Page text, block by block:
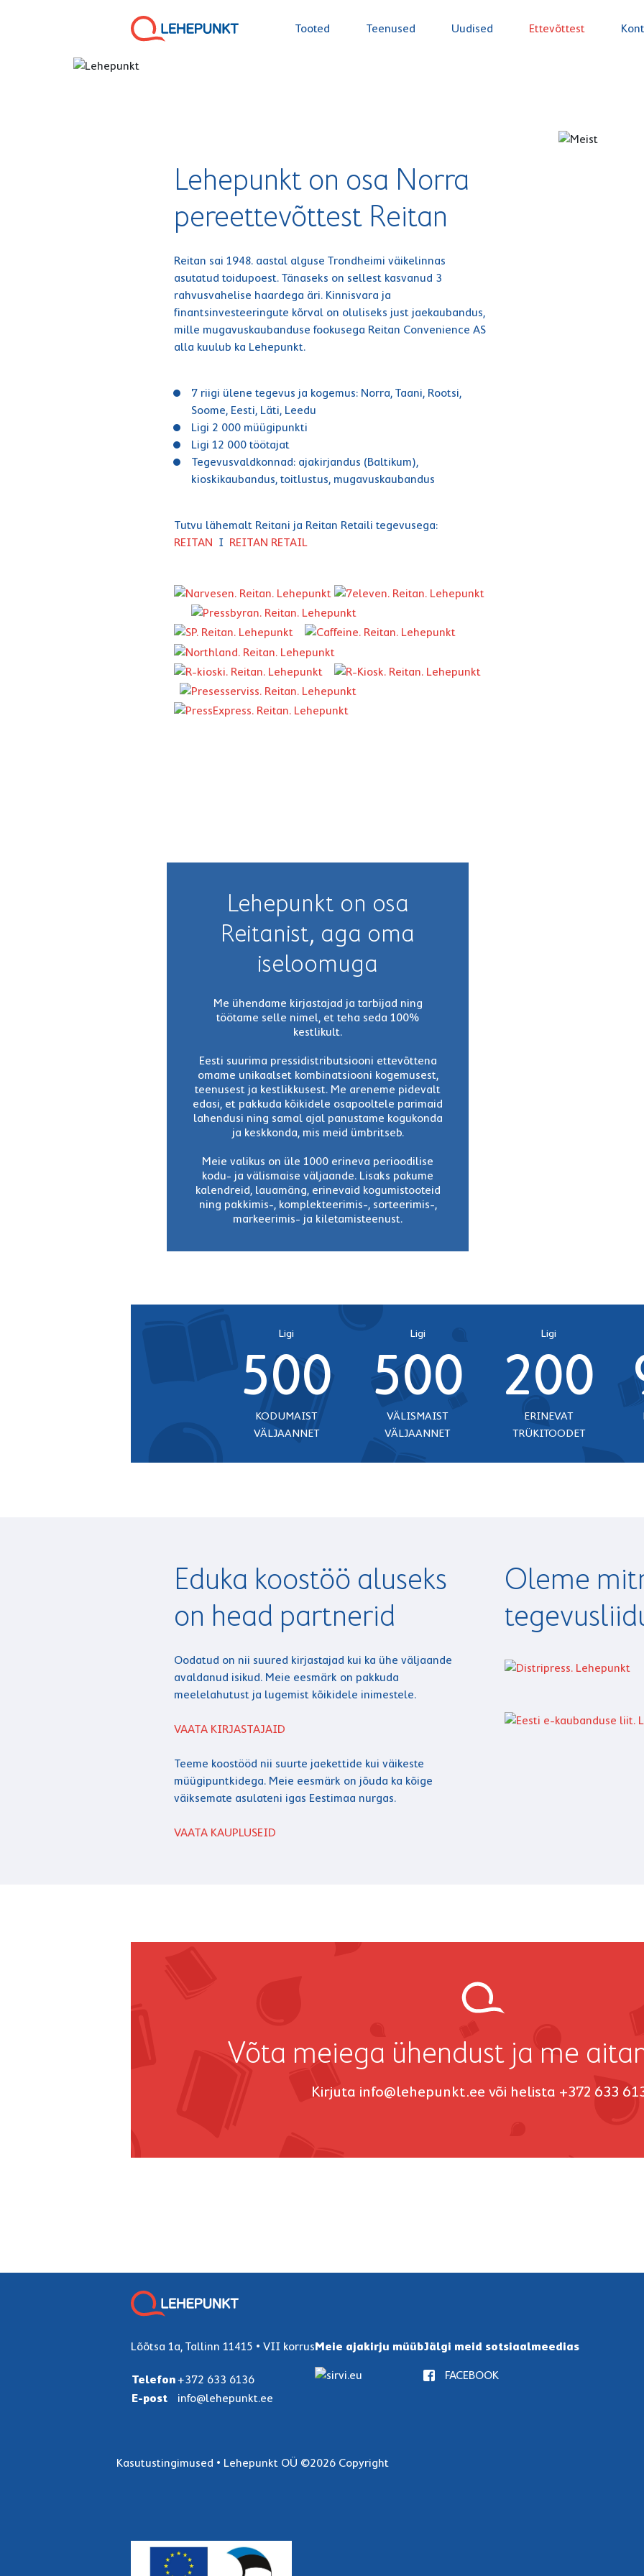
Tooted Teenused Uudised Ettevõttest
Me ühendame kirjastajad ja tarbijad
ning teeme seda kestlikult
Lehepunkt on osa Norra
pereettevõttest Reitan
Reitan sai 1948. aastal alguse Trondheimi väikelinnas
asutatud toidupoest. Tänaseks on sellest kasvanud 3
rahvusvahelise haardega äri. Kinnisvara ja
finantsinvesteeringute kõrval on oluliseks just jaekaubandus,
mille mugavuskaubanduse fookusega Reitan Convenience AS
alla kuulub ka Lehepunkt.
7 riigi ülene tegevus ja kogemus: Norra, Taani, Rootsi,
Soome, Eesti, Läti, Leedu
Ligi 2 000 müügipunkti
Ligi 12 000 töötajat
Tegevusvaldkonnad: ajakirjandus (Baltikum),
kioskikaubandus, toitlustus, mugavuskaubandus
Tutvu lähemalt Reitani ja Reitan Retaili tegevusega:
REITAN I REITAN RETAIL
Lehepunkt on osa
Reitanist, aga oma
iseloomuga
Me ühendame kirjastajad ja tarbijad ning
töötame selle nimel, et teha seda 100%
kestlikult.
Eesti suurima pressidistributsiooni ettevõttena
omame unikaalset kombinatsiooni kogemusest,
teenusest ja kestlikkusest. Me areneme pidevalt
edasi, et pakkuda kõikidele osapooltele parimaid
lahendusi ning samal ajal panustame kogukonda
ja keskkonda, mis meid ümbritseb.
Meie valikus on üle 1000 erineva perioodilise
kodu- ja välismaise väljaande. Lisaks pakume
kalendreid, lauamäng, erinevaid kogumistooteid
ning pakkimis-, komplekteerimis-, sorteerimis-,
markeerimis- ja kiletamisteenust.
Ligi
500
KODUMAIST
VÄLJAANNET
Ligi
500
VÄLISMAIST
VÄLJAANNET
Ligi
200
ERINEVAT
TRÜKITOODET
Eduka koostöö aluseks
on head partnerid
Oodatud on nii suured kirjastajad kui ka ühe väljaande
avaldanud isikud. Meie eesmärk on pakkuda
meelelahutust ja lugemist kõikidele inimestele.
VAATA KIRJASTAJAID
Teeme koostööd nii suurte jaekettide kui väikeste
müügipuntkidega. Meie eesmärk on jõuda ka kõige
väiksemate asulateni igas Eestimaa nurgas.
VAATA KAUPLUSEID
Oleme
Võta meiega ühendust ja me
Kirjuta info@lehepunkt.ee või helista +372 633
Lõõtsa 1a, Tallinn 11415 • VII korrus
Telefon+372 633 6136
E-post
info@lehepunkt.ee
Meie ajakirju müübJälgi meid sotsiaalmeedias
FACEBOOK
Kasutustingimused • Lehepunkt OÜ ©2026 Copyright